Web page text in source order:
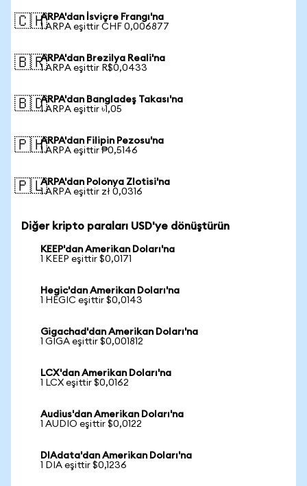
🇨🇭ARPA'dan İsviçre Frangı'na
1 ARPA eşittir CHF 0,006877
🇧🇷ARPA'dan Brezilya Reali'na
1 ARPA eşittir R$0,0433
🇧🇩ARPA'dan Bangladeş Takası'na
1 ARPA eşittir ৳1,05
🇵🇭ARPA'dan Filipin Pezosu'na
1 ARPA eşittir ₱0,5146
🇵🇱ARPA'dan Polonya Zlotisi'na
1 ARPA eşittir zł 0,0316
Diğer kripto paraları USD'ye dönüştürün
KEEP'dan Amerikan Doları'na
1 KEEP eşittir $0,0171
Hegic'dan Amerikan Doları'na
1 HEGIC eşittir $0,0143
Gigachad'dan Amerikan Doları'na
1 GIGA eşittir $0,001812
LCX'dan Amerikan Doları'na
1 LCX eşittir $0,0162
Audius'dan Amerikan Doları'na
1 AUDIO eşittir $0,0122
DIAdata'dan Amerikan Doları'na
1 DIA eşittir $0,1236